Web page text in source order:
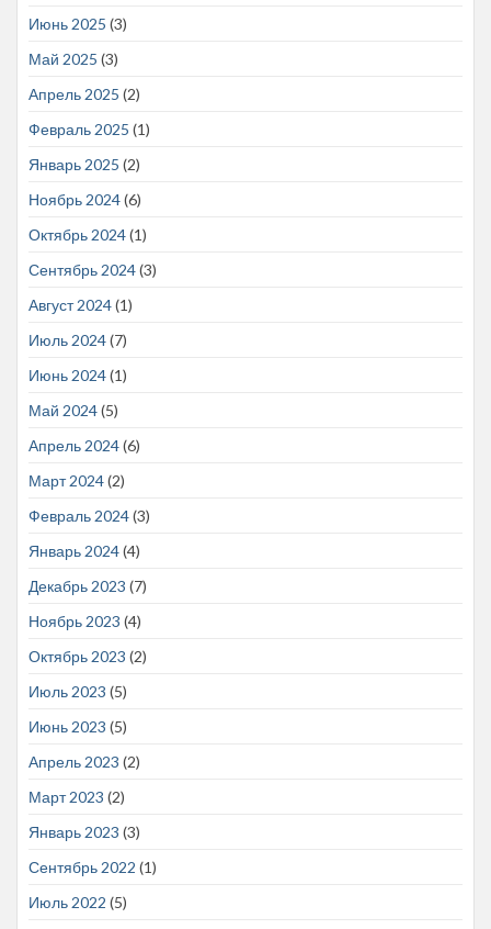
Июнь 2025 (3)
Май 2025 (3)
Апрель 2025 (2)
Февраль 2025 (1)
Январь 2025 (2)
Ноябрь 2024(6)
Октябрь 2024(1)
Сентябрь 2024(3)
Август 2024(1)
Июль 2024(7)
Июнь 2024(1)
Май 2024(5)
Апрель 2024(6)
Март 2024(2)
Февраль 2024(3)
Январь 2024(4)
Декабрь 2023 (7)
Ноябрь 2023 (4)
Октябрь 2023 (2)
Июль 2023 (5)
Июнь 2023 (5)
Апрель 2023 (2)
Март 2023 (2)
Январь 2023 (3)
Сентябрь 2022 (1)
Июль 2022 (5)